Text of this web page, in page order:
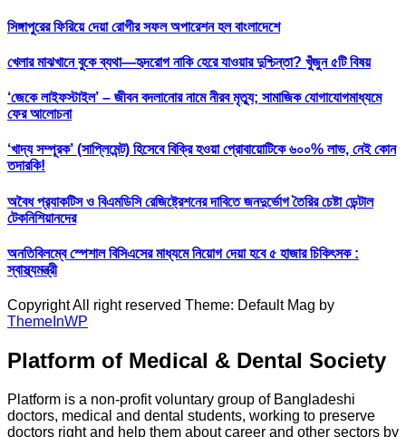
সিঙ্গাপুরের ফিরিয়ে দেয়া রোগীর সফল অপারেশন হল বাংলাদেশে
খেলার মাঝখানে বুকে ব্যথা—হৃদরোগ নাকি হেরে যাওয়ার দুশ্চিন্তা? খুঁজুন ৫টি বিষয়
‘জেকে লাইফস্টাইল’ – জীবন বদলানোর নামে নীরব মৃত্যু; সামাজিক যোগাযোগমাধ্যমে
ফের আলোচনা
‘খাদ্য সম্পূরক’ (সাপ্লিমেন্ট) হিসেবে বিক্রি হওয়া প্রোবায়োটিকে ৬০০% লাভ, নেই কোন
তদারকি!
অবৈধ প্র‍্যাকটিস ও বিএমডিসি রেজিষ্ট্রেশনের দাবিতে জনদুর্ভোগ তৈরির চেষ্টা ডেন্টাল
টেকনিশিয়ানদের
অনতিবিলম্বে স্পেশাল বিসিএসের মাধ্যমে নিয়োগ দেয়া হবে ৫ হাজার চিকিৎসক :
স্বাস্থ্যমন্ত্রী
Copyright All right reserved Theme: Default Mag by
ThemeInWP
Platform of Medical & Dental Society
Platform is a non-profit voluntary group of Bangladeshi
doctors, medical and dental students, working to preserve
doctors right and help them about career and other sectors by